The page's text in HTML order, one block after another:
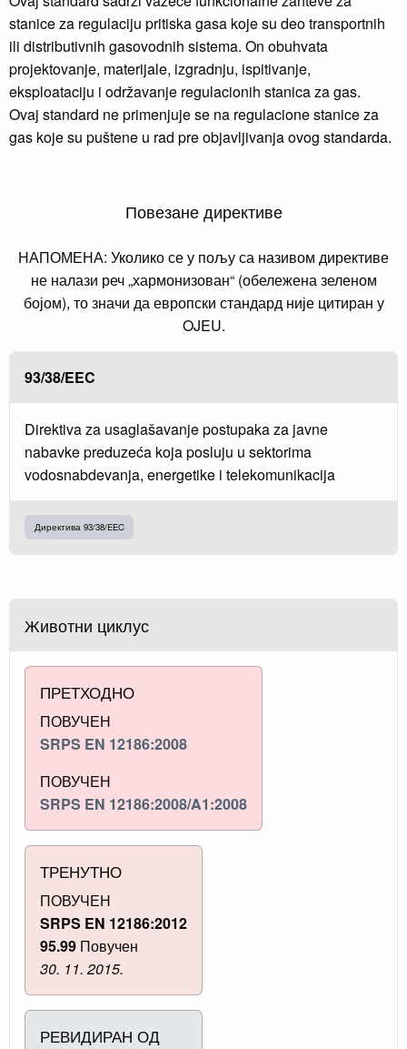
stanice za regulaciju pritiska gasa koje su deo transportnih
ili distributivnih gasovodnih sistema. On obuhvata
projektovanje, materijale, izgradnju, ispitivanje,
eksploataciju i održavanje regulacionih stanica za gas.
Ovaj standard ne primenjuje se na regulacione stanice za
gas koje su puštene u rad pre objavljivanja ovog standarda.
Повезане директиве
НАПОМЕНА: Уколико се у пољу са називом директиве
не налази реч „хармонизован“ (обележена зеленом
бојом), то значи да европски стандард није цитиран у
OJEU.
93/38/EEC
Direktiva za usaglašavanje postupaka za javne
nabavke preduzeća koja posluju u sektorima
vodosnabdevanja, energetike i telekomunikacija
Директива 93/38/EEC
Животни циклус
ПРЕТХОДНО
ПОВУЧЕН
SRPS EN 12186:2008
ПОВУЧЕН
SRPS EN 12186:2008/A1:2008
ТРЕНУТНО
ПОВУЧЕН
SRPS EN 12186:2012
95.99 Повучен
30. 11. 2015.
РЕВИДИРАН ОД